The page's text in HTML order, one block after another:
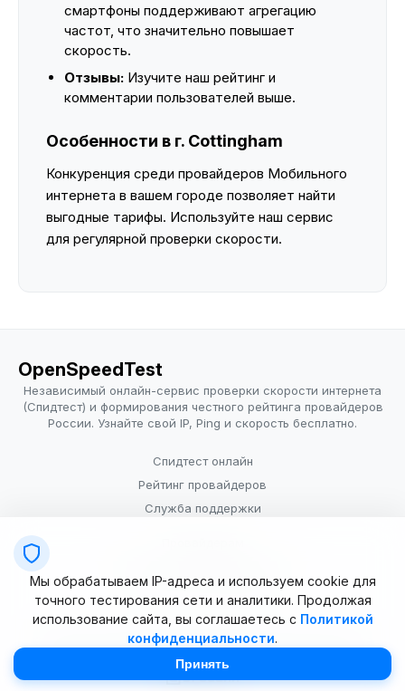
смартфоны поддерживают агрегацию
частот, что значительно повышает
скорость.
Отзывы: Изучите наш рейтинг и
комментарии пользователей выше.
Особенности в г. Cottingham
Конкуренция среди провайдеров Мобильного
интернета в вашем городе позволяет найти
выгодные тарифы. Используйте наш сервис
для регулярной проверки скорости.
OpenSpeedTest
Независимый онлайн-сервис проверки скорости интернета
(Спидтест) и формирования честного рейтинга провайдеров
России. Узнайте свой IP, Ping и скорость бесплатно.
Спидтест онлайн
Рейтинг провайдеров
Служба поддержки
Условия использования
© 2025–2026 OpenSpeedTest (ИП Долматова В.В.). Все права
Мы обрабатываем IP-адреса и используем cookie для
точного тестирования сети и аналитики. Продолжая
использование сайта, вы соглашаетесь с Политикой
конфиденциальности.
Принять